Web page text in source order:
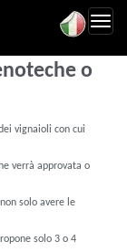
o
vignaioli con cui
verrà approvata o
solo avere le
solo 3 o 4